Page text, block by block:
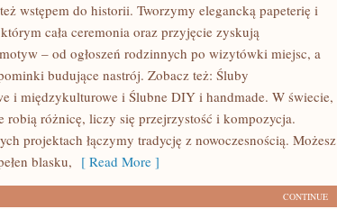
wstępem do historii. Tworzymy elegancką papeterię i
cała ceremonia oraz przyjęcie zyskują
– od ogłoszeń rodzinnych po wizytówki miejsc, a
budujące nastrój. Zobacz też: Śluby
i międzykulturowe i Ślubne DIY i handmade. W świecie,
robią różnicę, liczy się przejrzystość i kompozycja.
projektach łączymy tradycję z nowoczesnością. Możesz
blasku, [ Read More ]
CONTINUE